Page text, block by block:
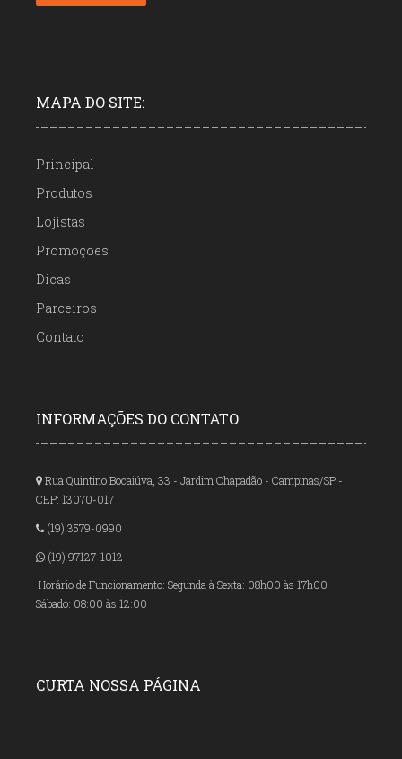
MAPA DO SITE:
Principal
Produtos
Lojistas
Promoções
Dicas
Parceiros
Contato
INFORMAÇÕES DO CONTATO
Rua Quintino Bocaiúva, 33 - Jardim Chapadão - Campinas/SP -
CEP: 13070-017
(19) 3579-0990
(19) 97127-1012
Horário de Funcionamento: Segunda à Sexta: 08h00 às 17h00
Sábado: 08:00 às 12:00
CURTA NOSSA PÁGINA